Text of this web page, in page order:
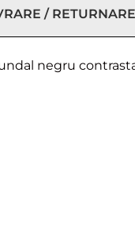
/ RETURNARE
negru